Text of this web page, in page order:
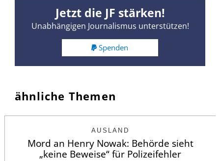
Jetzt die JF stärken!
Unabhängigen Journalismus unterstützen!
Spenden
ähnliche Themen
AUSLAND
Mord an Henry Nowak: Behörde sieht
„keine Beweise“ für Polizeifehler